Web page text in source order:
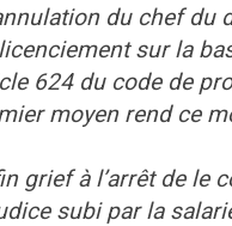
du chef
sur la
624 du code de
moyen rend ce
grief à l’arrêt de le
subi par la